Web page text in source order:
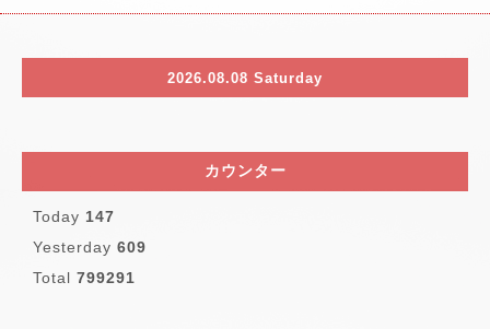
2026.08.08 Saturday
カウンター
Today 147
Yesterday 609
Total 799291